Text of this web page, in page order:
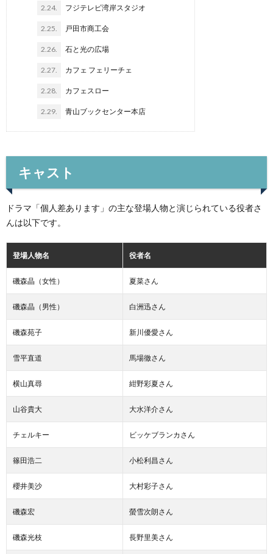
2.24. フジテレビ湾岸スタジオ
2.25. 戸田市商工会
2.26. 石と光の広場
2.27. カフェ フェリーチェ
2.28. カフェスロー
2.29. 青山ブックセンター本店
キャスト
ドラマ「個人差あります」の主な登場人物と演じられている役者さ
んは以下です。
登場人物名 役者名
磯森晶（女性） 夏菜さん
磯森晶（男性） 白洲迅さん
磯森苑子 新川優愛さん
雪平直道 馬場徹さん
横山真尋 紺野彩夏さん
山谷貴大 大水洋介さん
チェルキー ビッケブランカさん
篠田浩二 小松利昌さん
櫻井美沙 大村彩子さん
磯森宏 螢雪次朗さん
磯森光枝 長野里美さん